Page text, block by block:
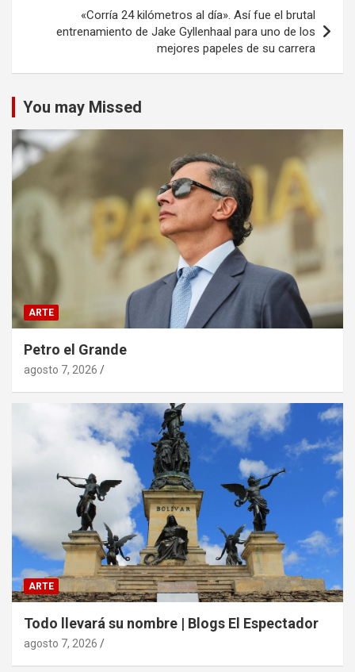
«Corría 24 kilómetros al día». Así fue el brutal
entrenamiento de Jake Gyllenhaal para uno de los
mejores papeles de su carrera
You may Missed
ARTE
Petro el Grande
agosto 7, 2026
ARTE
Todo llevará su nombre | Blogs El Espectador
agosto 7, 2026